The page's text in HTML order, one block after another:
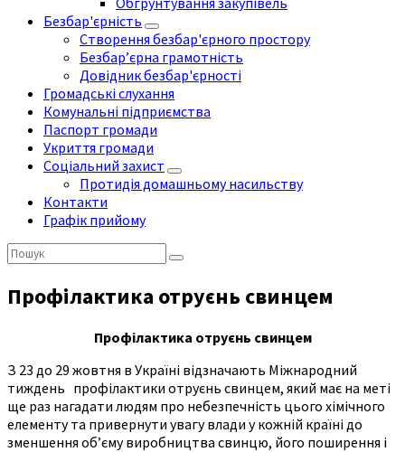
Безбар'єрність
Створення безбар'єрного простору
Безбар’єрна грамотність
Довідник безбар'єрності
Громадські слухання
Комунальні підприємства
Паспорт громади
Укриття громади
Соціальний захист
Протидія домашньому насильству
Контакти
Графік прийому
Пошук:
Профілактика отруєнь свинцем
Профілактика отруєнь свинцем
З 23 до 29 жовтня в Україні відзначають Міжнародний
тиждень профілактики отруєнь свинцем, який має на меті
ще раз нагадати людям про небезпечність цього хімічного
елементу та привернути увагу влади у кожній країні до
зменшення об’єму виробництва свинцю, його поширення і